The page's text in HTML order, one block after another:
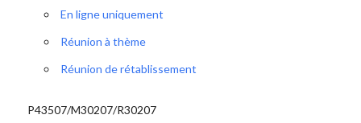
En ligne uniquement
Réunion à thème
Réunion de rétablissement
P43507/M30207/R30207